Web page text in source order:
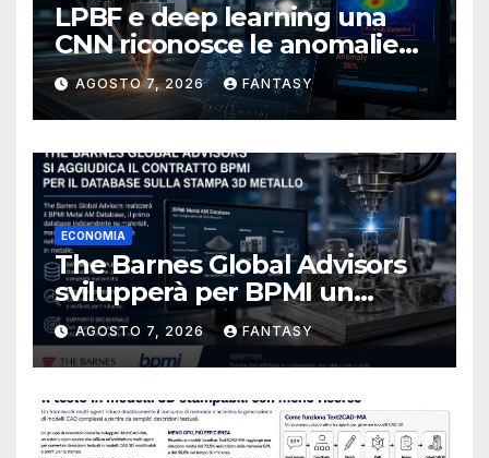
LPBF e deep learning una
CNN riconosce le anomalie
del bagno di fusione
AGOSTO 7, 2026 FANTASY
ECONOMIA
The Barnes Global Advisors
svilupperà per BPMI un
database per la stampa 3D
metallica destinata alla filiera
navale statunitense
AGOSTO 7, 2026 FANTASY